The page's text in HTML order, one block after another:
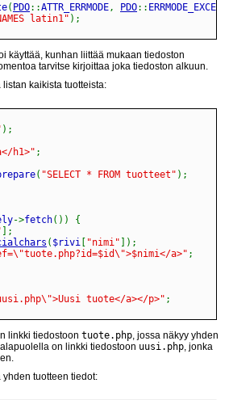
( PDO::ATTR_ERRMODE, PDO::
latin1" ) ;
käyttää, kunhan liittää mukaan tiedoston
tarvitse kirjoittaa joka tiedoston alkuun.
listan kaikista tuotteista:
) ;
h1>" ;
( "SELECT * FROM tuotteet" ) ;
->fetch( ) )
{
;
( $rivi "nimi" ) ;
a>" ;
tuote</a></p>" ;
linkki tiedostoon tuote.php, jossa näkyy yhden
on linkki tiedostoon uusi.php, jonka
yhden tuotteen tiedot: